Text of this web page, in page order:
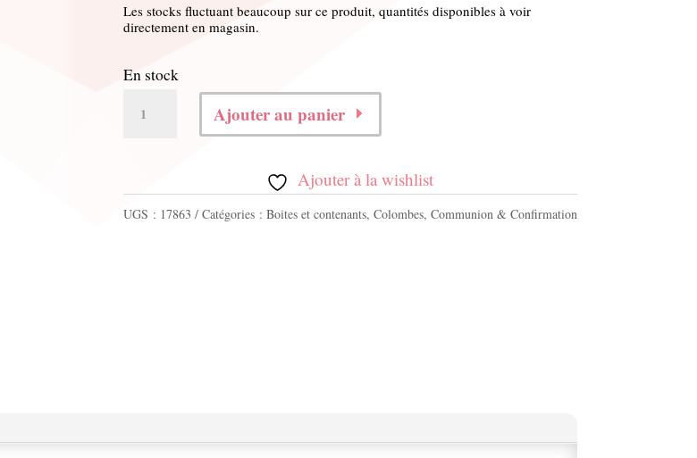
Les stocks fluctuant beaucoup sur ce produit, quantités disponibles à voir
directement en magasin.
En stock
pochette
colombe
Ajouter au panier
Ajouter à la wishlist
UGS : 17863 Catégories : Boites et contenants, Colombes, Communion & Confirmation